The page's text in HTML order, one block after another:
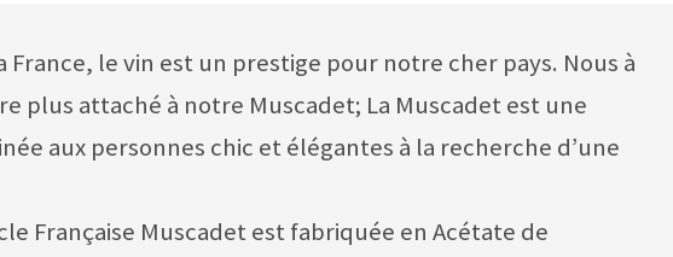
France, le vin est un prestige pour notre cher pays. Nous à
plus attaché à notre Muscadet; La Muscadet est une
aux personnes chic et élégantes à la recherche d’une
Française Muscadet est fabriquée en Acétate de